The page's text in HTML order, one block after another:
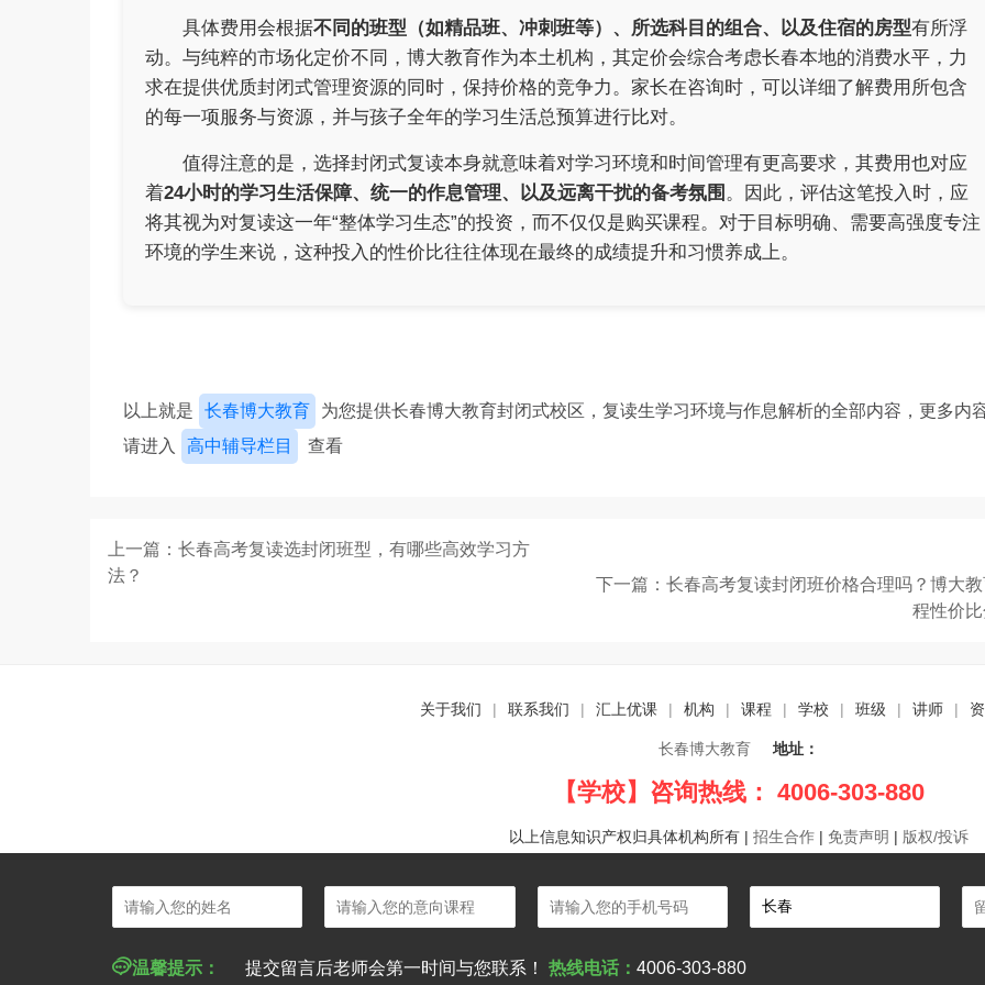
具体费用会根据不同的班型（如精品班、冲刺班等）、所选科目的组合、以及住宿的房型有所浮
动。与纯粹的市场化定价不同，博大教育作为本土机构，其定价会综合考虑长春本地的消费水平，力
求在提供优质封闭式管理资源的同时，保持价格的竞争力。家长在咨询时，可以详细了解费用所包含
的每一项服务与资源，并与孩子全年的学习生活总预算进行比对。
值得注意的是，选择封闭式复读本身就意味着对学习环境和时间管理有更高要求，其费用也对应
着24小时的学习生活保障、统一的作息管理、以及远离干扰的备考氛围 。因此，评估这笔投入时，应
将其视为对复读这一年“整体学习生态”的投资，而不仅仅是购买课程。对于目标明确、需要高强度专注
环境的学生来说，这种投入的性价比往往体现在最终的成绩提升和习惯养成上。
以上就是 长春博大教育
为您提供长春博大教育封闭式校区，复读生学习环境与作息解析的全部内容，更多内
请进入
高中辅导栏目 查看
上一篇：长春高考复读选封闭班型，有哪些高效学习方
法？
下一篇：长春高考复读封闭班价格合理吗？博大
程性价
温馨提示： 提交留言后老师会第一时间与您联系！ 热线电话： 4006-303-880
关于我们 | 联系我们 | 汇上优课 | 机构 | 课程 | 学校 | 班级 | 讲师 |
长春博大教育 地址：
【学校】咨询热线： 4006-303-880
以上信息知识产权归具体机构所有 | 招生合作 | 免责声明 | 版权/投诉